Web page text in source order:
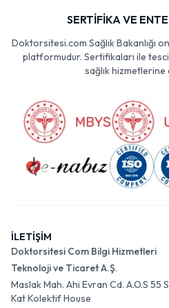
SERTİFİKA VE
Doktorsitesi.com Sağlık Bakanlığı
platformudur. Sertifikaları ile
sağlık hizmetlerine
İLETİŞİM
Doktorsitesi Com Bilgi Hizmetleri
Teknoloji ve Ticaret A.Ş.
Maslak Mah. Ahi Evran Cd. A.O.S 55
Kat Kolektif House